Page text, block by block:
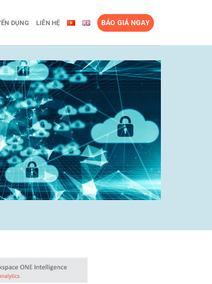
DỤNG LIÊN HỆ BÁO GIÁ NGAY